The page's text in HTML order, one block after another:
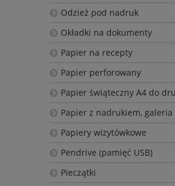
Odzież pod nadruk
Okładki na dokumenty
Papier na recepty
Papier perforowany
Papier świąteczny A4 do
Papier z nadrukiem,
Papiery wizytówkowe
Pendrive (pamięć USB)
Pieczątki